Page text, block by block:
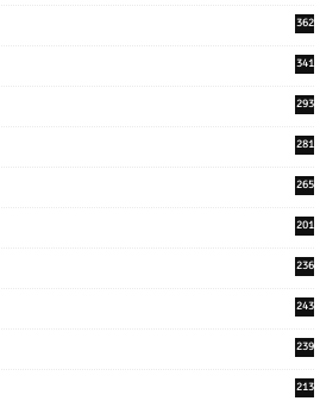
362
341
293
281
265
201
236
243
239
213